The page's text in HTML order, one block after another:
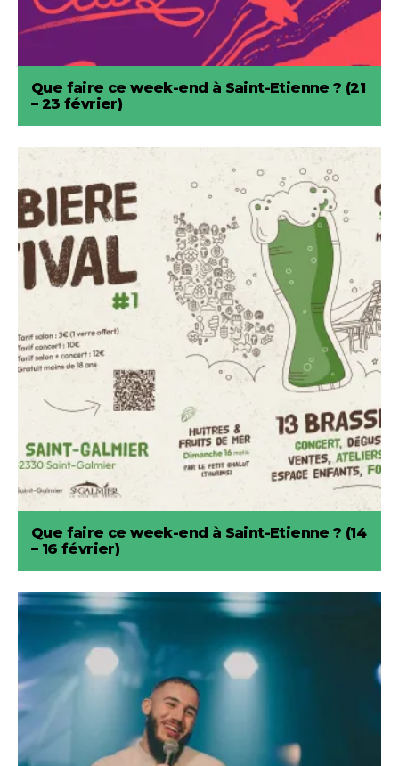
Que faire ce week-end à Saint-Etienne ? (21
– 23 février)
Que faire ce week-end à Saint-Etienne ? (14
– 16 février)